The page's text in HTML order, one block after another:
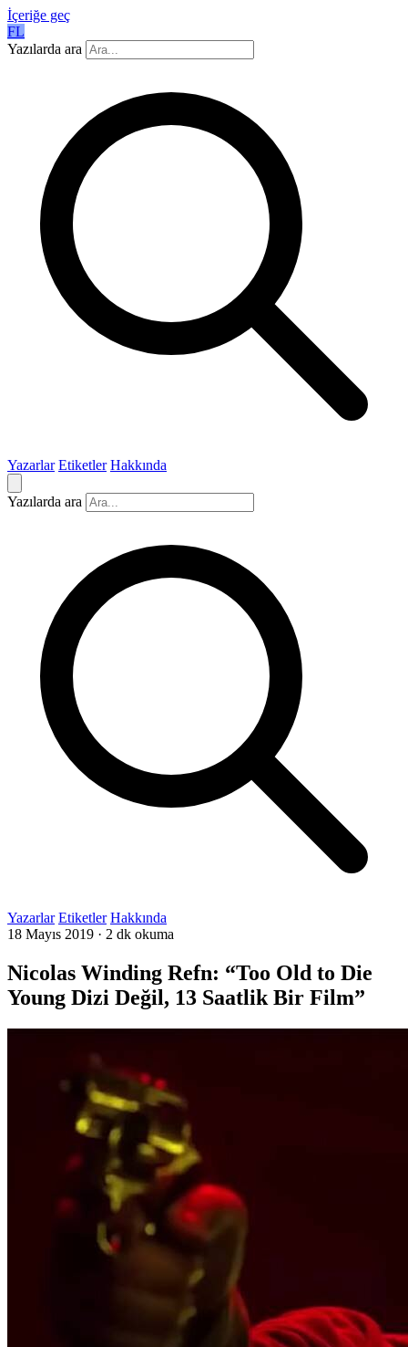
İçeriğe geç
FL
Yazılarda ara
Yazarlar Etiketler Hakkında
Yazılarda ara
Yazarlar Etiketler Hakkında
18 Mayıs 2019 · 2 dk okuma
Nicolas Winding Refn: “Too Old to Die
Young Dizi Değil, 13 Saatlik Bir Film”